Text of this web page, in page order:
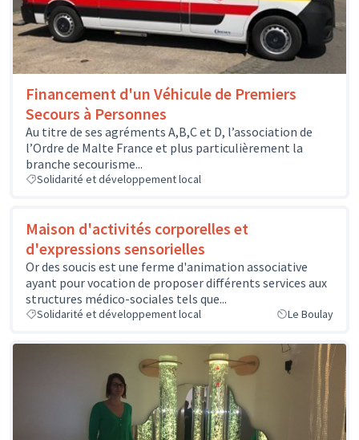
Financement d'un Véhicule de Premiers
Secours à Personnes
Au titre de ses agréments A,B,C et D, l’association de
l’Ordre de Malte France et plus particulièrement la
branche secourisme...
Solidarité et développement local
Maison d'activités corporelles et
d'expressions sensorielles
Or des soucis est une ferme d'animation associative
ayant pour vocation de proposer différents services aux
structures médico-sociales tels que...
Solidarité et développement local Le Boulay